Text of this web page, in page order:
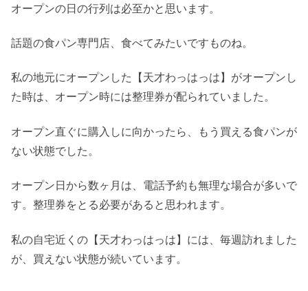
オープンの日の行列は必至かと思います。
話題の食パン専門店、食べてみたいですものね。
私の地元にオープンした【天才わっはっは】がオープンし
た時は、オープン時には整理券が配られていました。
オープン直ぐに購入しに向かったら、もう買える食パンが
ない状態でした。
オープン日から数ヶ月は、電話予約も無理な場合が多いで
す。整理券をとる必要があると思われます。
私の自宅近くの【天才わっはっは】には、毎週訪れました
が、買えない状態が続いています。